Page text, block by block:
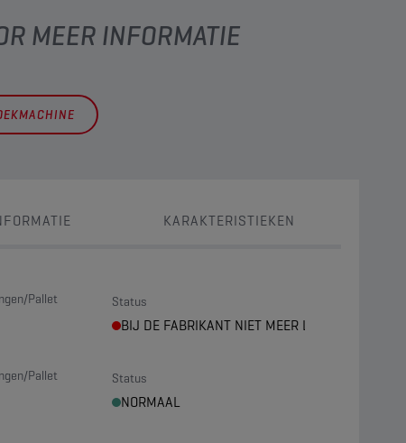
MEER INFORMATIE
KARAKTERISTIEKEN
Pallet Status
BIJ DE FABRIKANT NIET MEER LEVERBAAR
Pallet Status
NORMAAL